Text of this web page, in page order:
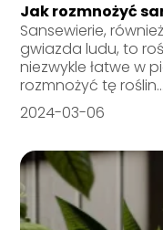
Jak rozmnożyć
Sansewierie,
gwiazda ludu, to
niezwykle łatwe w
rozmnożyć tę roślin...
2024-03-06